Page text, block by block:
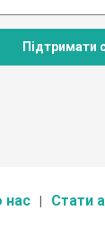
Підтримати
нас Стати